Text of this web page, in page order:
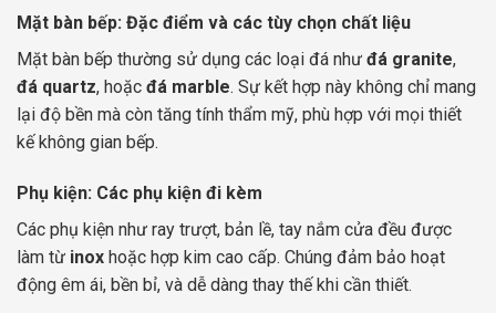
Mặt bàn bếp: Đặc điểm và các tùy chọn chất liệu
Mặt bàn bếp thường sử dụng các loại đá như đá granite,
đá quartz, hoặc đá marble. Sự kết hợp này không chỉ mang
lại độ bền mà còn tăng tính thẩm mỹ, phù hợp với mọi thiết
kế không gian bếp.
Phụ kiện: Các phụ kiện đi kèm
Các phụ kiện như ray trượt, bản lề, tay nắm cửa đều được
làm từ inox hoặc hợp kim cao cấp. Chúng đảm bảo hoạt
động êm ái, bền bỉ, và dễ dàng thay thế khi cần thiết.